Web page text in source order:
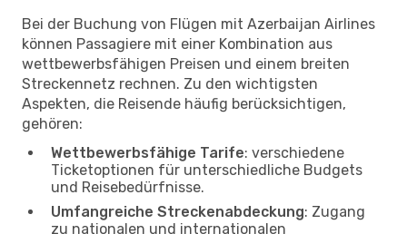
Bei der Buchung von Flügen mit Azerbaijan Airlines
können Passagiere mit einer Kombination aus
wettbewerbsfähigen Preisen und einem breiten
Streckennetz rechnen. Zu den wichtigsten
Aspekten, die Reisende häufig berücksichtigen,
gehören:
Wettbewerbsfähige Tarife: verschiedene
Ticketoptionen für unterschiedliche Budgets
und Reisebedürfnisse.
Umfangreiche Streckenabdeckung: Zugang
zu nationalen und internationalen